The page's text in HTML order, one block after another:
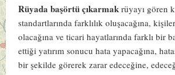
Rüyada başörtü çıkarmak rüyayı gören
standartlarında farklılık oluşacağına,
olacağına ve ticari hayatlarında farklı bir
ettiği yatırım sonucu hata yapacağına,
bir şekilde görerek zarar edeceğine,